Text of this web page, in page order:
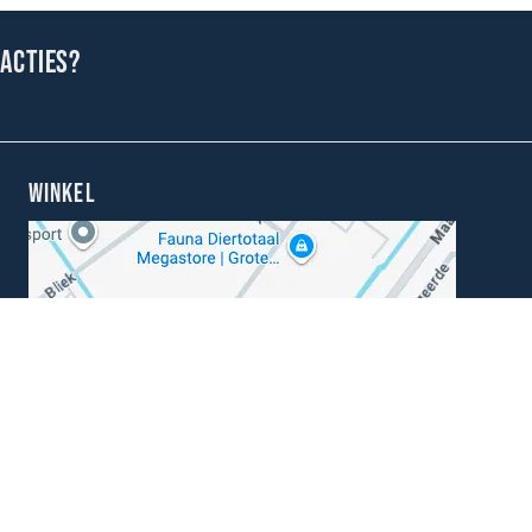
WINKEL